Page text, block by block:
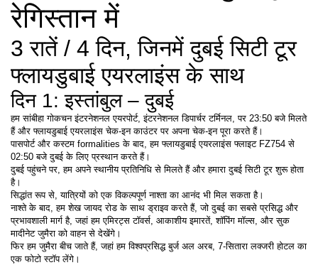
रेगिस्तान में
3 रातें / 4 दिन, जिनमें दुबई सिटी टूर
फ्‍लायडुबाई एयरलाइंस के साथ
दिन 1: इस्तांबुल – दुबई
हम सांबीहा गोकचन इंटरनेशनल एयरपोर्ट, इंटरनेशनल डिपार्चर टर्मिनल, पर 23:50 बजे मिलते
हैं और फ्‍लायडुबाई एयरलाइंस चेक-इन काउंटर पर अपना चेक-इन पूरा करते हैं।
पासपोर्ट और कस्टम formalities के बाद, हम फ्‍लायडुबाई एयरलाइंस फ्लाइट FZ754 से
02:50 बजे दुबई के लिए प्रस्थान करते हैं।
दुबई पहुंचने पर, हम अपने स्थानीय प्रतिनिधि से मिलते हैं और हमारा दुबई सिटी टूर शुरू होता
है।
सिद्धांत रूप से, यात्रियों को एक विकल्पपूर्ण नाश्ता का आनंद भी मिल सकता है।
नाश्ते के बाद, हम शेख जायद रोड के साथ ड्राइव करते हैं, जो दुबई का सबसे प्रसिद्ध और
प्रभावशाली मार्ग है, जहां हम एमिरट्स टॉवर्स, आकाशीय इमारतें, शॉपिंग मॉल्स, और सुक
मादीनेट जुमैरा को वाहन से देखेंगे।
फिर हम जुमैरा बीच जाते हैं, जहां हम विश्वप्रसिद्ध बुर्ज अल अरब, 7-सितारा लक्जरी होटल का
एक फोटो स्टॉप लेंगे।